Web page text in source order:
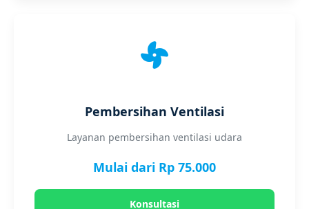
Pembersihan Ventilasi
Layanan pembersihan ventilasi udara
Mulai dari Rp 75.000
Konsultasi